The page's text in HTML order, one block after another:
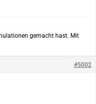
gemacht hast. Mit
#5002